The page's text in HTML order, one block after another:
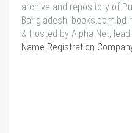
archive and repository of
Bangladesh. books.com.bd
& Hosted by Alpha Net,
Name Registration